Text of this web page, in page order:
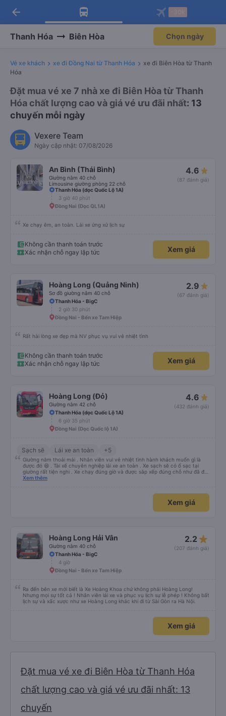
Tải app Vexere ngay!
Nhận ưu đãi thành viên độc
Mở app
Tải app Vexere
-30k/ghế khi đặt vé máy bay qua
Mở app
arrow_back
Thanh Hóa Biên Hòa Chọn ngày
Vé xe khách xe đi Đồng Nai từ Thanh Hóa
xe đi Biên Hòa từ Thanh
Hóa
Đặt mua vé xe 7 nhà xe đi Biên Hòa từ Thanh
Hóa chất lượng cao và giá vé ưu đãi nhất: 13
chuyến mỗi ngày
Vexere Team
Ngày cập nhật: 07/08/2026
An Bình (Thái Bình)
Giường nằm 40 chỗ
Limousine giường phòng 22 chỗ
4.6
(87 đánh giá)
Thanh Hóa (dọc Quốc Lộ 1A)
3 giờ 40 phút
Đồng Nai (Dọc QL1A)
Xe chạy êm, an toàn. Lái xe ứng xử lịch sự
Không cần thanh toán trước
Xác nhận chỗ ngay lập tức
Xem giá
Hoàng Long (Quảng Ninh)
Sơ đồ giường nằm 40 chỗ
2.9
(67 đánh giá)
Thanh Hóa - BigC
2 giờ 30 phút
Đồng Nai - Bến xe Tam Hiệp
Rất hài lòng xe đẹp mà NV phục vụ vui vẻ nhiệt tình
Không cần thanh toán trước
Xác nhận chỗ ngay lập tức
Xem giá
Hoàng Long (Đỏ)
Giường nằm 42 chỗ
4.6
(432 đánh giá)
Thanh Hóa (dọc Quốc Lộ 1A)
6 giờ 35 phút
Đồng Nai (Dọc Quốc lộ 1A)
Sạch sẽ Lái xe an toàn +5
Giường nằm thoải mái . Nhân viên vui vẻ nhiệt tình hành khách muốn gì là
được đó 😆 . Tài xế chuyên nghiệp lái xe an toàn . Xe sạch sẽ có ổ sạc tại
giường rất tiện nghi . Xe chạy đúng giờ và được sắp xếp đúng chỗ như đã đặt
. Điểm 10 cho hoàng long đỏ 👍
Xem thêm
Xem giá
Hoàng Long Hải Vân
Giường nằm 40 chỗ
2.2 star_rate
(207 đánh giá)
Thanh Hóa - BigC
4 giờ
Đồng Nai - Bến xe Tam Hiệp
Ra đến bên xe mới biết là Xe Hoàng Khoa chứ không phải Hoàng Long!
Nhưng mọi sự tốt cả ! Nhân viên lái xe và phục vụ lịch sự lễ phép ! Không bất
lịch sự và xấc xược như xe Hoàng Long khác khi đi từ Sài Gòn ra Hà Nội.
Xem giá
Đặt mua vé xe đi Biên Hòa từ Thanh Hóa
chất lượng cao và giá vé ưu đãi nhất: 13
chuyến